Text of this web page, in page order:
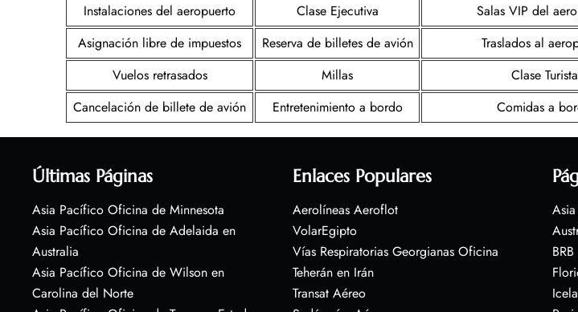
Instalaciones del aeropuerto
Clase Ejecutiva
Salas VIP del
Asignación libre de impuestos
Reserva de billetes de avión
Traslados al
Vuelos retrasados
Millas
Clase Turista
Cancelación de billete de avión
Entretenimiento a bordo Comidas a
Últimas Páginas
Asia Pacífico Oficina de Minnesota
Asia Pacífico Oficina de Adelaida en
Australia
Asia Pacífico Oficina de Wilson en
Carolina del Norte
Enlaces Populares
Aerolíneas Aeroflot
VolarEgipto
Vías Respiratorias Georgianas Oficina
Teherán en Irán
Transat Aéreo